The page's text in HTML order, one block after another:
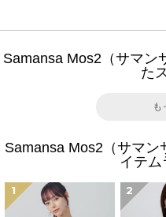
Samansa Mos2（サマン
た
も
Samansa Mos2（サマ
イテ
1 2